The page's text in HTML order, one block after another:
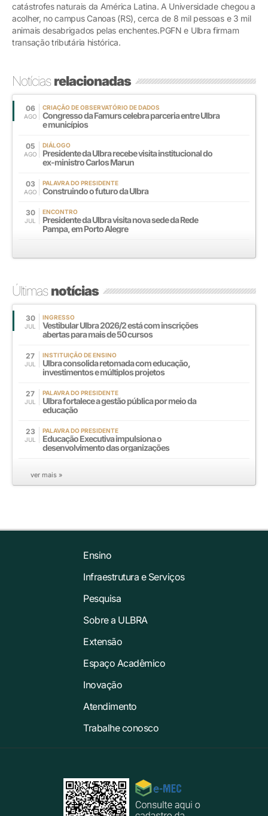
catástrofes naturais da América Latina. A Universidade chegou a
acolher, no campus Canoas (RS), cerca de 8 mil pessoas e 3 mil
animais desabrigados pelas enchentes.PGFN e Ulbra firmam
transação tributária histórica.
Notíciasrelacionadas
06
AGO
CRIAÇÃO DE OBSERVATÓRIO DE DADOS
Congresso da Famurs celebra parceria entre Ulbra
e municípios
05
AGO
DIÁLOGO
Presidente da Ulbra recebe visita institucional do
ex-ministro Carlos Marun
03
AGO
PALAVRA DO PRESIDENTE
Construindo o futuro da Ulbra
30
JUL
ENCONTRO
Presidente da Ulbra visita nova sede da Rede
Pampa, em Porto Alegre
Últimasnotícias
30
JUL
INGRESSO
Vestibular Ulbra 2026/2 está com inscrições
abertas para mais de 50 cursos
27
JUL
INSTITUIÇÃO DE ENSINO
Ulbra consolida retomada com educação,
investimentos e múltiplos projetos
27
JUL
PALAVRA DO PRESIDENTE
Ulbra fortalece a gestão pública por meio da
educação
23
JUL
PALAVRA DO PRESIDENTE
Educação Executiva impulsiona o
desenvolvimento das organizações
ver mais »
Ensino
Infraestrutura e Serviços
Pesquisa
Sobre a ULBRA
Extensão
Espaço Acadêmico
Inovação
Atendimento
Trabalhe conosco